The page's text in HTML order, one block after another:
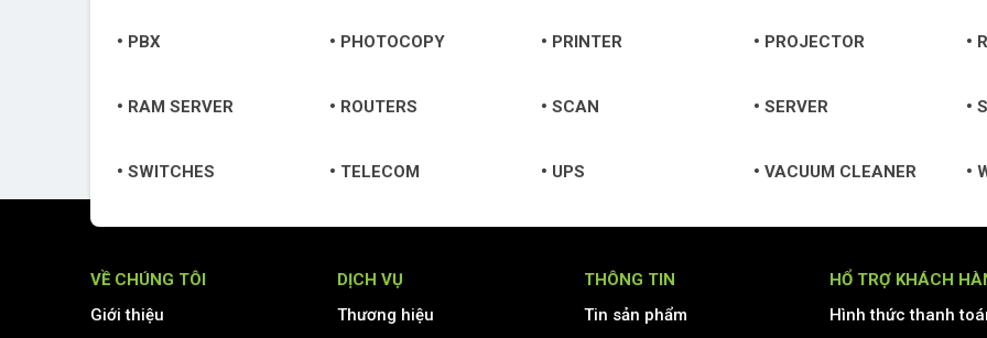
PBX PHOTOCOPY PRINTER PROJECTOR
RAM SERVER ROUTERS SCAN SERVER
SWITCHES TELECOM UPS VACUUM CLEANER
VỀ CHÚNG TÔI
Giới thiệu
DỊCH VỤ
Thương hiệu
THÔNG TIN
Tin sản phẩm
HỔ TRỢ KHÁCH
Hình thức thanh